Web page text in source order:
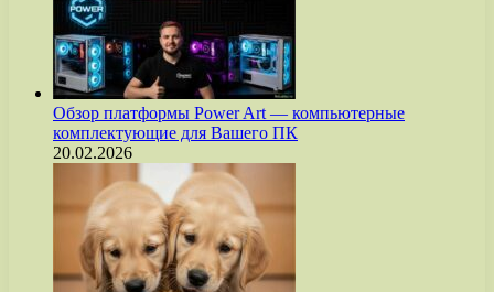
Обзор платформы Power Art — компьютерные
комплектующие для Вашего ПК
20.02.2026